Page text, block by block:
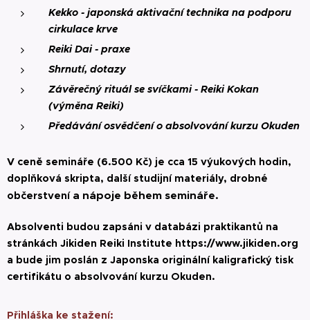
Kekko - japonská aktivační technika na podporu
cirkulace krve
Reiki Dai - praxe
Shrnutí, dotazy
Závěrečný rituál se svíčkami - Reiki Kokan
(výměna Reiki)
Předávání osvědčení o absolvování kurzu Okuden
V ceně semináře (6.500 Kč) je cca 15 výukových hodin,
doplňková skripta, další studijní materiály, drobné
občerstvení a nápoje během semináře.
Absolventi budou zapsáni v databázi praktikantů na
stránkách Jikiden Reiki Institute https://www.jikiden.org
a bude jim poslán z Japonska originální kaligrafický tisk
certifikátu o absolvování kurzu Okuden.
Přihláška ke stažení: